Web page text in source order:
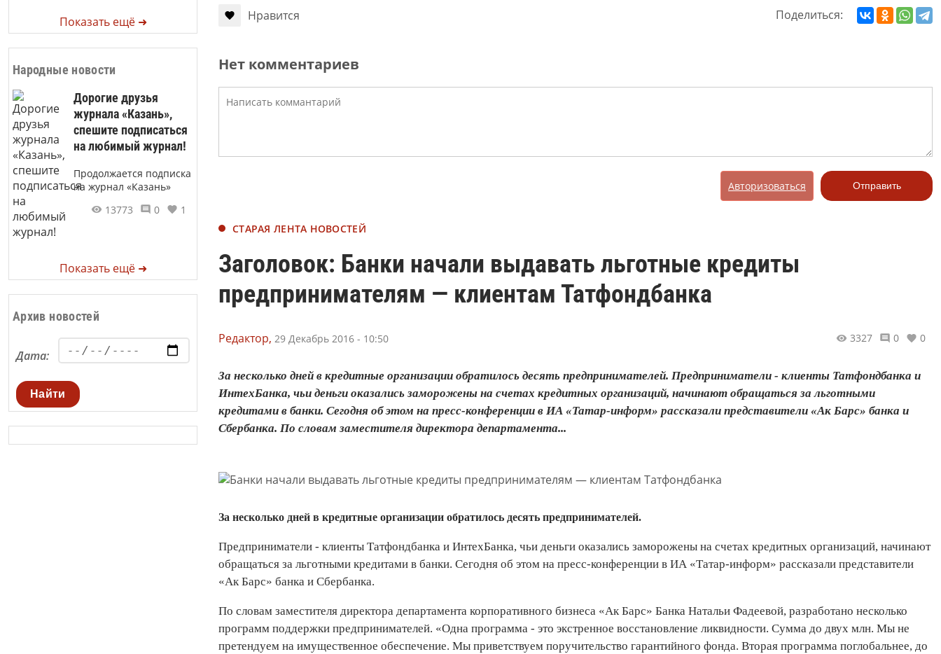
Показать ещё ➜
Народные новости
Дорогие друзья
журнала «Казань»,
спешите подписаться
на любимый журнал!
Продолжается подписка
на журнал «Казань»
13773
0 1
Показать ещё ➜
Архив новостей
Дата:
Найти
Нравится Поделиться:
Нет комментариев
Авторизоваться Отправить
СТАРАЯ ЛЕНТА НОВОСТЕЙ
Заголовок: Банки начали выдавать льготные кредиты
предпринимателям — клиентам Татфондбанка
Редактор, 29 Декабрь 2016 - 10:50 3327 0 0
За несколько дней в кредитные организации обратилось десять предпринимателей. Предприниматели - клиенты Татфондбанка и
ИнтехБанка, чьи деньги оказались заморожены на счетах кредитных организаций, начинают обращаться за льготными
кредитами в банки. Сегодня об этом на пресс-конференции в ИА «Татар-информ» рассказали представители «Ак Барс» банка и
Сбербанка. По словам заместителя директора департамента...
За несколько дней в кредитные организации обратилось десять предпринимателей.
Предприниматели - клиенты Татфондбанка и ИнтехБанка, чьи деньги оказались заморожены на счетах кредитных организаций, начинают
обращаться за льготными кредитами в банки. Сегодня об этом на пресс-конференции в ИА «Татар-информ» рассказали представители
«Ак Барс» банка и Сбербанка.
По словам заместителя директора департамента корпоративного бизнеса «Ак Барс» Банка Натальи Фадеевой, разработано несколько
программ поддержки предпринимателей. «Одна программа - это экстренное восстановление ликвидности. Сумма до двух млн. Мы не
претендуем на имущественное обеспечение. Мы приветствуем поручительство гарантийного фонда. Вторая программа поглобальнее, до